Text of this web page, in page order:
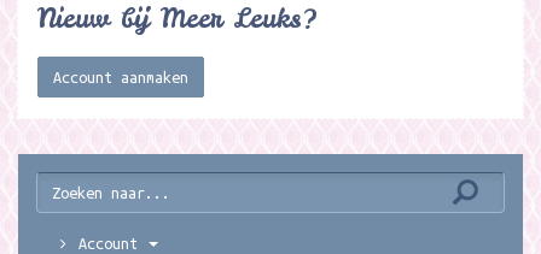
Nieuw bij Meer Leuks?
Account aanmaken
Account